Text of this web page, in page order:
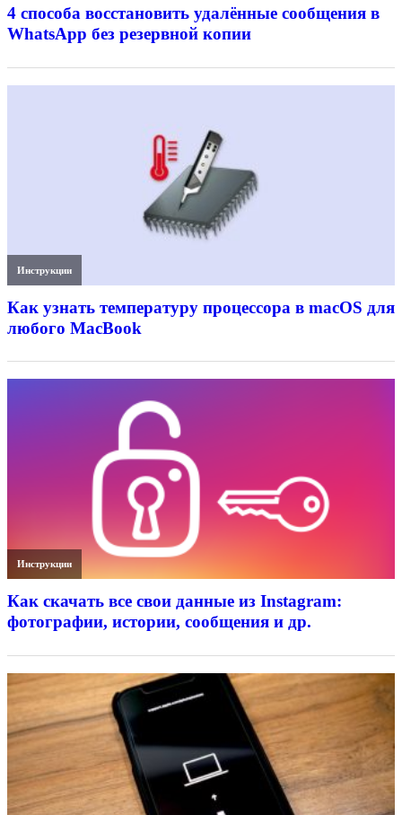
4 способа восстановить удалённые сообщения в
WhatsApp без резервной копии
Инструкции
Как узнать температуру процессора в macOS для
любого MacBook
Инструкции
Как скачать все свои данные из Instagram:
фотографии, истории, сообщения и др.